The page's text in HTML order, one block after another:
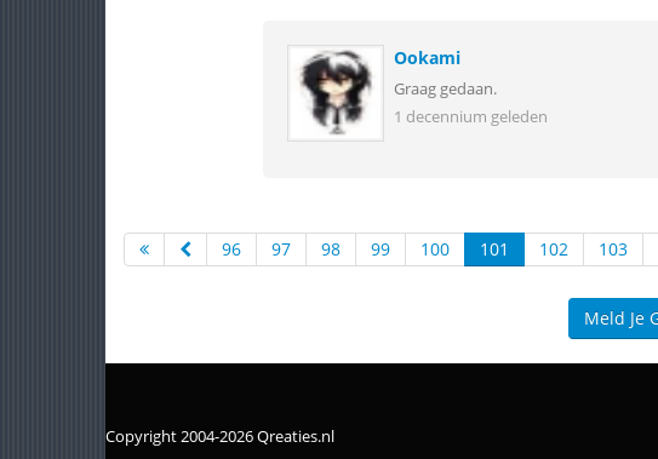
Ookami
Graag gedaan.
1 decennium geleden
96 97 98 99 100 101 102 103
Meld Je
Copyright 2004-2026 Qreaties.nl